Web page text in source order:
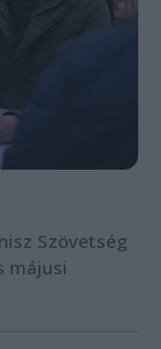
Szövetség
májusi